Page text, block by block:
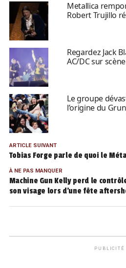
Metallica
Robert Trujillo
Regardez Jack
AC/DC sur
Le groupe
l’origine du
ARTICLE SUIVANT
Tobias Forge parle de quoi le
À NE PAS MANQUER
Machine Gun Kelly perd le
son visage lors d’une fête
PUBLICITÉ